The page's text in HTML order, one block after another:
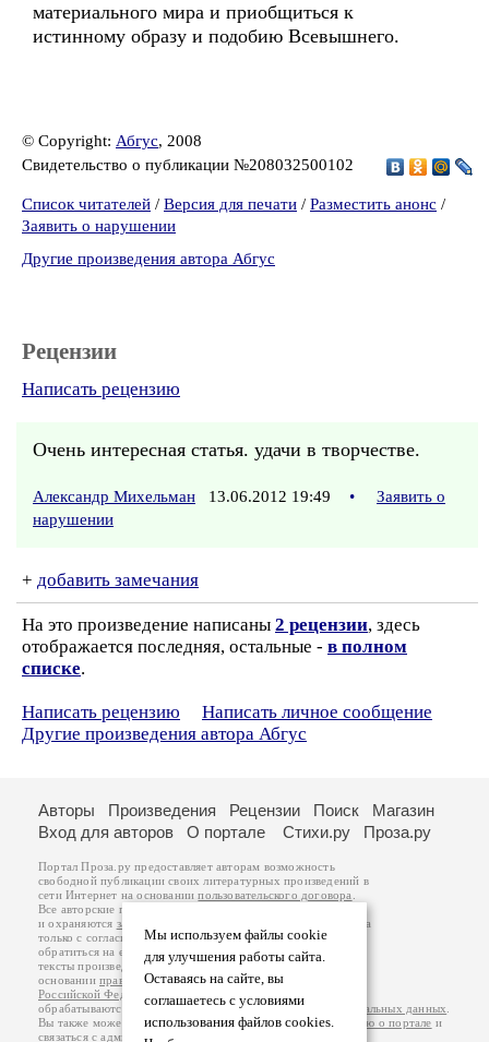
материального мира и приобщиться к
истинному образу и подобию Всевышнего.
© Copyright: Абгус, 2008
Свидетельство о публикации №208032500102
Список читателей / Версия для печати / Разместить анонс /
Заявить о нарушении
Другие произведения автора Абгус
Рецензии
Написать рецензию
Очень интересная статья. удачи в творчестве.
Александр Михельман 13.06.2012 19:49 •
Заявить о
нарушении
+ добавить замечания
На это произведение написаны 2 рецензии, здесь
отображается последняя, остальные - в полном
списке.
Написать рецензию
Написать личное сообщение
Другие произведения автора Абгус
Мы используем файлы cookie
для улучшения работы сайта.
Оставаясь на сайте, вы
соглашаетесь с условиями
использования файлов cookies.
Авторы Произведения Рецензии Поиск
Магазин
Вход для авторов
О портале Стихи.ру Проза.ру
Портал Проза.ру предоставляет авторам возможность
свободной публикации своих литературных произведений в
сети Интернет на основаниипользовательского договора
Все авторские права на произведения принадлежат авторам
и охраняются законом
. Перепечатка произведений возможна
только с согласия его автора, к которому вы можете
обратиться на его авторской странице. Ответственность за
тексты произведений авторы несут самостоятельно на
основанииправил публикацииизаконодательства
Российской Федерации
обрабатываются на основанииПолитики обработки персональных данных
Вы также можете посмотреть более подробнуюинформацию о портале и
связаться с администрацией